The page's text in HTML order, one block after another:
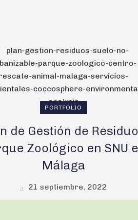
PORTFOLIO
de Gestión de
Zoológico en SNU
Málaga
21 septiembre, 2022